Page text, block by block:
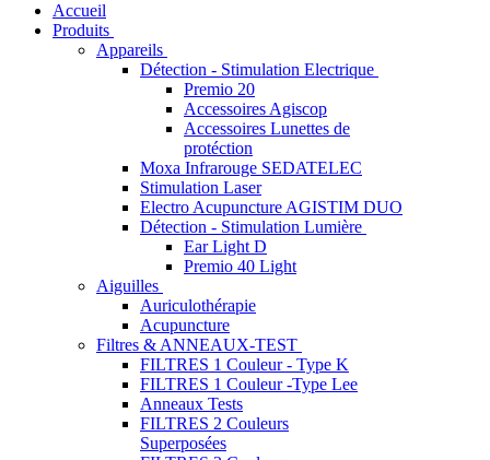
Accueil
Produits
Appareils
Détection - Stimulation Electrique
Premio 20
Accessoires Agiscop
Accessoires Lunettes de
protéction
Moxa Infrarouge SEDATELEC
Stimulation Laser
Electro Acupuncture AGISTIM DUO
Détection - Stimulation Lumière
Ear Light D
Premio 40 Light
Aiguilles
Auriculothérapie
Acupuncture
Filtres & ANNEAUX-TEST
FILTRES 1 Couleur - Type K
FILTRES 1 Couleur -Type Lee
Anneaux Tests
FILTRES 2 Couleurs
Superposées